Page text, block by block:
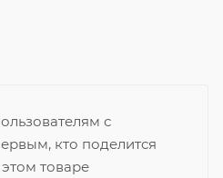
с
кто поделится
товаре